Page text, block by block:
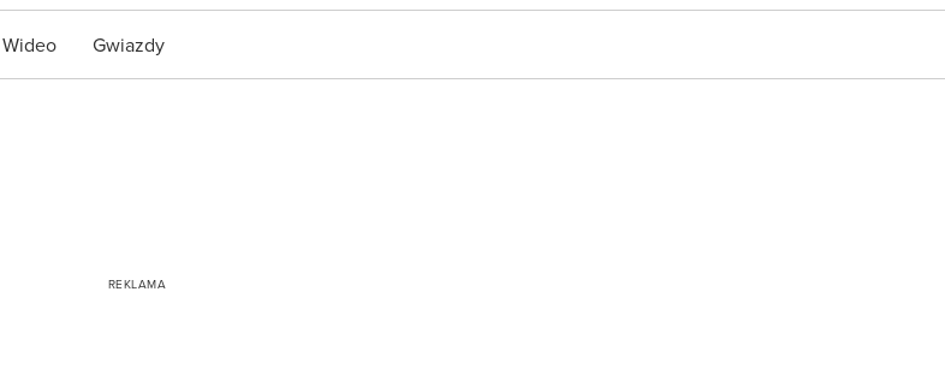
Wideo Gwiazdy